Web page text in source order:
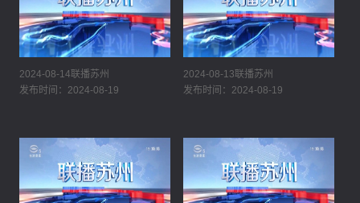
2024-08-14联播苏州
发布时间：2024-08-19
2024-08-13联播苏州
发布时间：2024-08-19